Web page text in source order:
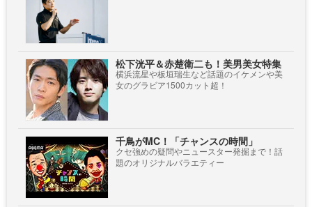
松下洸平＆赤楚衛二も！美男美女特集
横浜流星や板垣瑞生など話題のイケメンや美
女のグラビア1500カット超！
千鳥がMC！「チャンスの時間」
クセ強めの疑問やニュースター発掘まで！話
題のオリジナルバラエティー